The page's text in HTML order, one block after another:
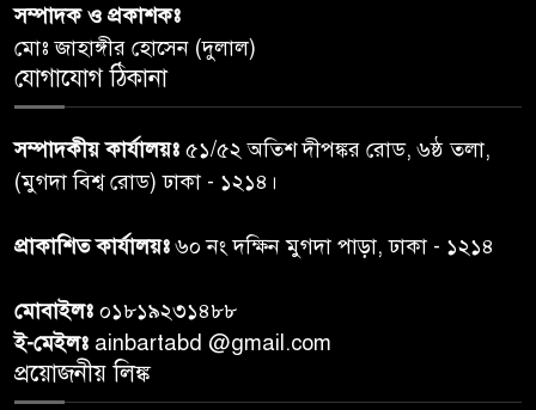
ঝড়বৃষ্টির পূর্বাভাস
৬
অনুশ্রীর, মিলল হারমোনিয়াম
উপহার
৭
২০ আগস্ট রাষ্ট্রপতি নির্বাচন,
বান্দরবান বিজিবি সেক্টর সদর দপ্তর
৯
সম্পাদক ও প্রকাশকঃ
মোঃ জাহাঙ্গীর হোসেন (দুলাল)
যোগাযোগ ঠিকানা
সম্পাদকীয় কার্যালয়ঃ ৫১/৫২ অতিশ দীপঙ্কর রোড, ৬ষ্ঠ তলা,
(মুগদা বিশ্ব রোড) ঢাকা - ১২১৪।
প্রাকাশিত কার্যালয়ঃ৬০ নং দক্ষিন মুগদা পাড়া, ঢাকা - ১২১৪
মোবাইলঃ ০১৮১৯২৩১৪৮৮
ই-মেইলঃ ainbartabd @gmail.com
প্রয়োজনীয় লিঙ্ক